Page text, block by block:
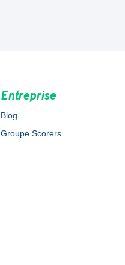
Entreprise
Blog
Groupe Scorers